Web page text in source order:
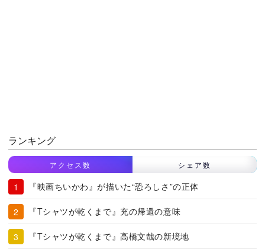
ランキング
アクセス数 シェア数
『映画ちいかわ』が描いた“恐ろしさ”の正体
『Tシャツが乾くまで』充の帰還の意味
『Tシャツが乾くまで』高橋文哉の新境地